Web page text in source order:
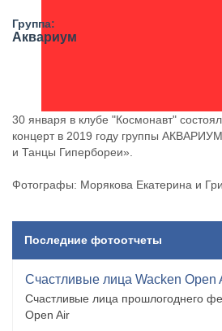
Группа:
Аквариум
30 января в клубе "Космонавт"
концерт в 2019 году группы
и Танцы Гипербореи».
Фотографы: Морякова Екатерина и
Последние фотоотчеты
Счастливые лица Wacken Open
Счастливые лица прошлогоднего
Open Air